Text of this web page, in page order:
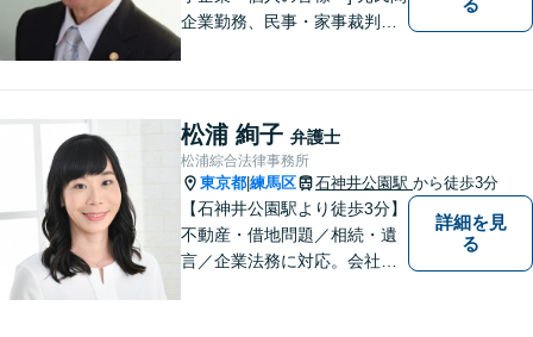
企業勤務、民事・家事裁判官
として、オールラウンドに対
応します。
松浦 絢子 弁護士
松浦綜合法律事務所
東京都 練馬区 石神井公園駅 から徒歩3分
【石神井公園駅より徒歩3分】
不動産・借地問題／相続・遺
言／企業法務に対応。会社員
詳細を見
る